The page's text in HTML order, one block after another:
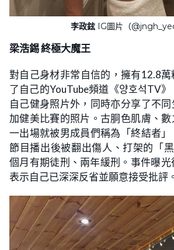
李政鉉 IG圖片（
梁浩錫終極大魔王
對自己身材非常自信的，擁有12.8
了自己的YouTube頻道《양호석TV
自己健身照片外，同時亦分享了不
加健美比賽的照片。古胴色肌膚、
一出場就被男成員們稱為「終結者
節目播出後被翻出傷人、打架的「
個月有期徒刑、兩年緩刑。事件曝
表示自己已深深反省並願意接受批評。